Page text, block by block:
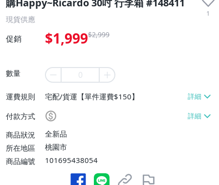
購Happy~Ricardo 30吋 行李箱 #148411
1
現貨供應
促銷 $1,999$2,999
數量
運費規則
宅配/貨運【單件運費$150】
付款方式
商品狀況
全新品
所在地區
桃園市
商品編號
101695438054